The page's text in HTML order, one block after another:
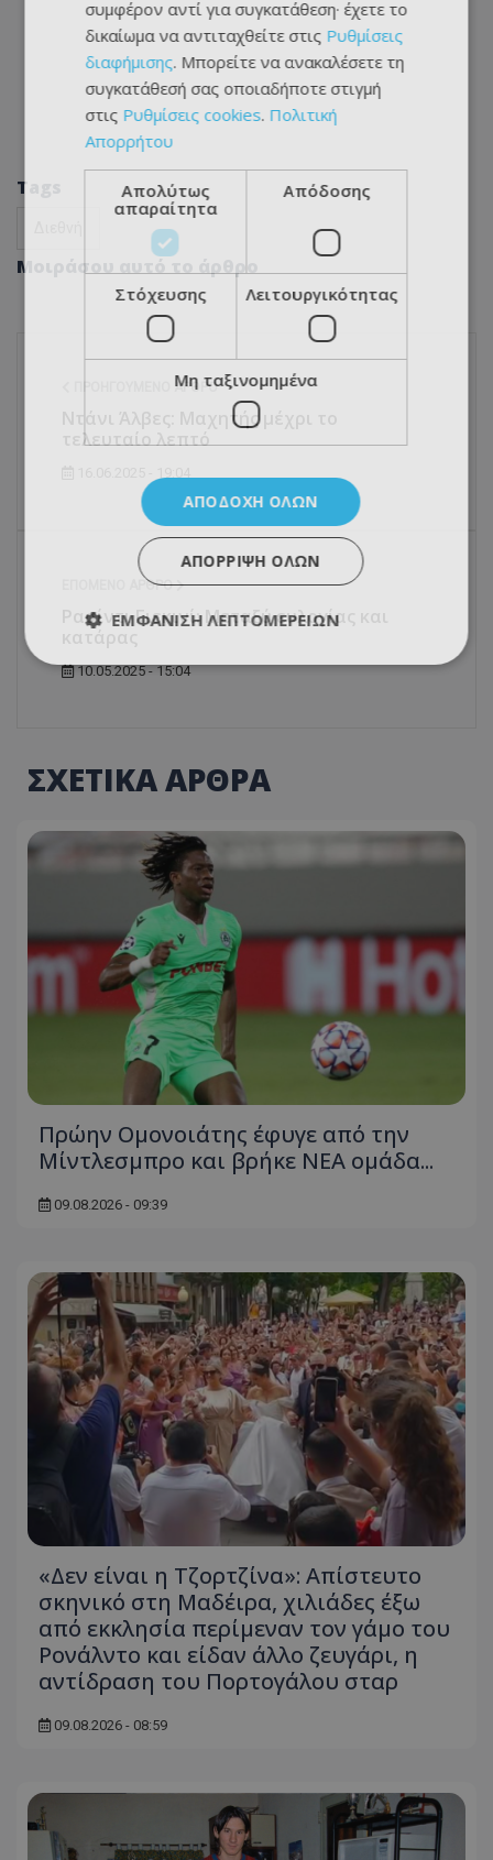
Tags
Μοιράσου αυτό το άρθρο
ΠΡΟΗΓΟΎΜΕΝΟ ΆΡΘΡΟ
Ντάνι Άλβες: Μαχητής μέχρι το
τελευταίο λεπτό
ΕΠΌΜΕΝΟ ΆΡΘΡΟ
Ρασίντι Γιεκινί: Μεταξύ ευλογίας και
10.05.2025 - 15:04
ΣΧΕΤΙΚΑ ΑΡΘΡΑ
Πρώην Ομονοιάτης έφυγε από την
Μίντλεσμπρο και βρήκε ΝΕΑ ομάδα...
09.08.2026 - 09:39
«Δεν είναι η Τζορτζίνα»: Απίστευτο
σκηνικό στη Μαδέιρα, χιλιάδες έξω
από εκκλησία περίμεναν τον γάμο του
Ρονάλντο και είδαν άλλο ζευγάρι, η
αντίδραση του Πορτογάλου σταρ
09.08.2026 - 08:59
συμφέρον αντί για συγκατάθεση· έχετε το
δικαίωμα να αντιταχθείτε στις Ρυθμίσεις
διαφήμισης. Μπορείτε να ανακαλέσετε τη
συγκατάθεσή σας οποιαδήποτε στιγμή
στις Ρυθμίσεις cookies. Πολιτική
Απορρήτου
Απολύτως
απαραίτητα
Απόδοσης
Στόχευσης Λειτουργικότητας
Μη ταξινομημένα
ΑΠΟΔΟΧΉ ΌΛΩΝ
ΑΠΌΡΡΙΨΗ ΌΛΩΝ
ΕΜΦΆΝΙΣΗ ΛΕΠΤΟΜΕΡΕΙΏΝ